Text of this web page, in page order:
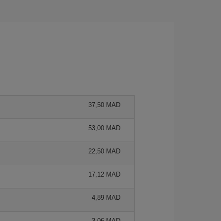
37,50 MAD
53,00 MAD
22,50 MAD
17,12 MAD
4,89 MAD